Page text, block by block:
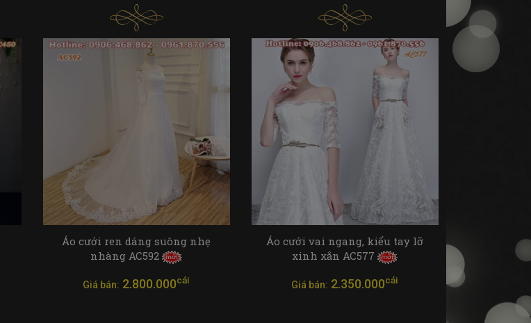
Áo cưới ren dáng suông nhẹ
nhàng AC592
Giá bán: 2.800.000cái
Áo cưới vai ngang, kiểu tay lỡ
xinh xắn AC577
Giá bán: 2.350.000cái